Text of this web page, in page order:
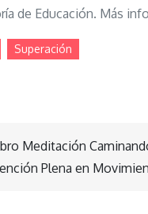
de Educación. Más
Superación
Meditación
Plena en